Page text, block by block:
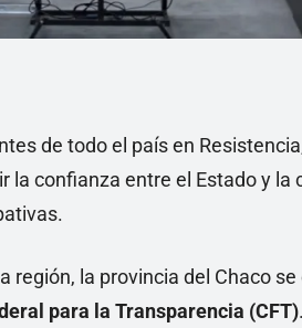
de todo el país en
la confianza entre el Estado y la
región, la provincia del Chaco
para la Transparencia (CFT).